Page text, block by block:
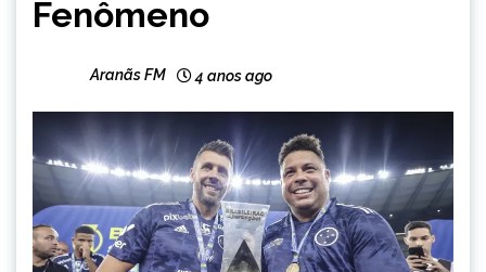
Fenômeno
Aranãs FM 4 anos ago